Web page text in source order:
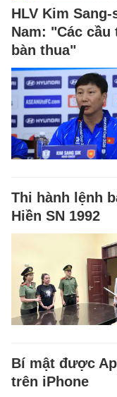
HLV Kim
Nam: "Các
bàn thua"
Thi hành lệnh
Hiền SN 1992
Bí mật được
trên iPhone